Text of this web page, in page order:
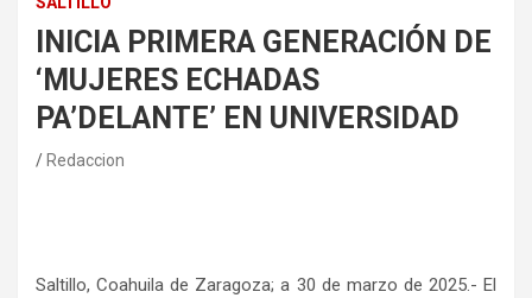
INICIA PRIMERA GENERACIÓN DE
‘MUJERES ECHADAS
PA’DELANTE’ EN UNIVERSIDAD
Redaccion
Saltillo, Coahuila de Zaragoza; a 30 de marzo de 2025.- El